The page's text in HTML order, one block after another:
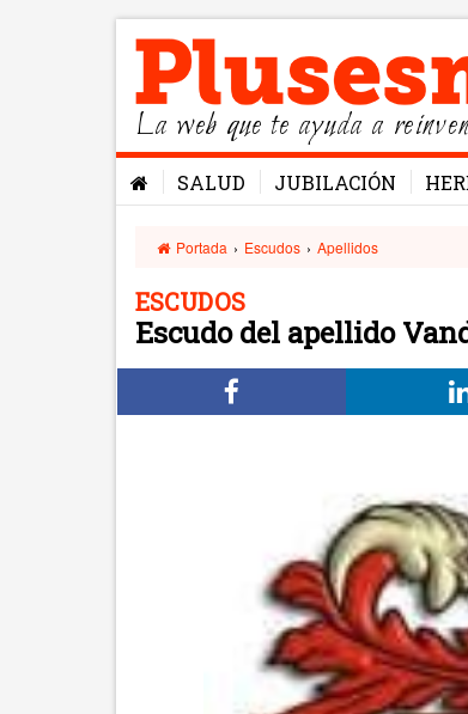
La web que te ayuda a
SALUD JUBILACIÓN
Portada › Escudos › Apellidos
ESCUDOS
Escudo del apellido